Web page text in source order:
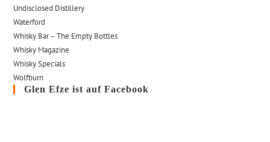
Undisclosed Distillery
Waterford
Whisky Bar – The Empty Bottles
Whisky Magazine
Whisky Specials
Wolfburn
Glen Efze ist auf Facebook